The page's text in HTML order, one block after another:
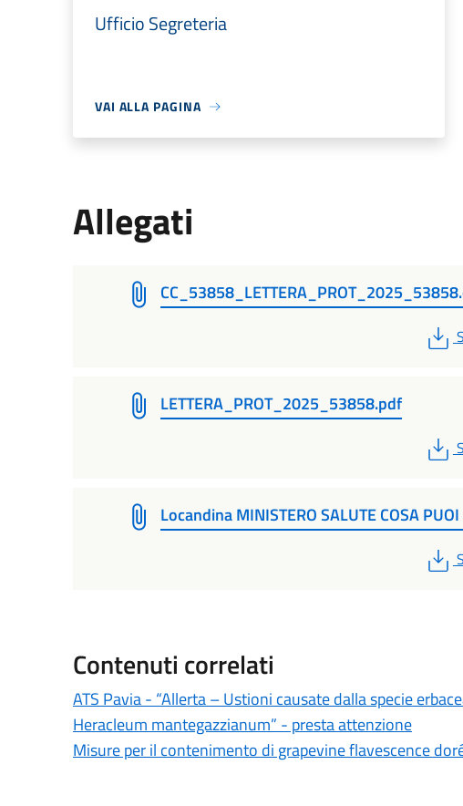
Ufficio Segreteria
VAI ALLA PAGINA
Allegati
LETTERA_PROT_2025_53858.pdf
Locandina MINISTERO SALUTE COSA
Contenuti correlati
ATS Pavia - “Allerta – Ustioni causate dalla specie
Heracleum mantegazzianum” - presta attenzione
Misure per il contenimento di grapevine flavescence